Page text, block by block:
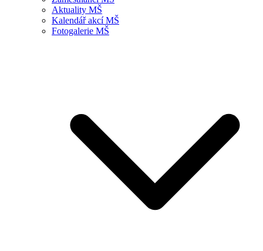
Aktuality MŠ
Kalendář akcí MŠ
Fotogalerie MŠ